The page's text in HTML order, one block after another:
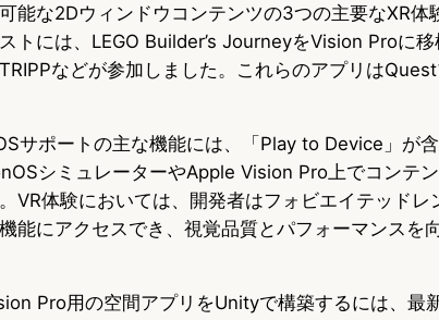
能な2Dウィンドウコンテンツの3つの主要なXR体
トには、LEGO Builder’s JourneyをVision Proに
などが参加しました。これらのアプリは
サポートの主な機能には、「Play to Device」が
シミュレーターやApple Vision Pro上でコンテ
VR体験においては、開発者はフォビエイテッドレ
能にアクセスでき、視覚品質とパフォーマンスを
Pro用の空間アプリをUnityで構築するには、最